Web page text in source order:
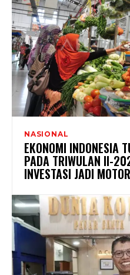
NASIONAL
EKONOMI INDONESIA
PADA TRIWULAN II-
INVESTASI JADI